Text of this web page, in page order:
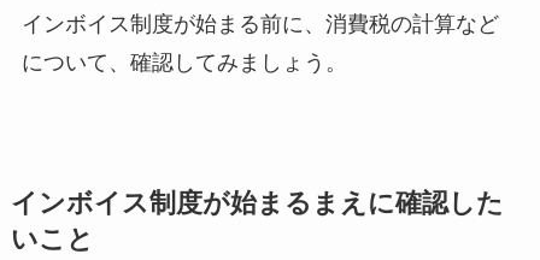
インボイス制度が始まる前に、消費税の計算など
について、確認してみましょう。
インボイス制度が始まるまえに確認した
いこと